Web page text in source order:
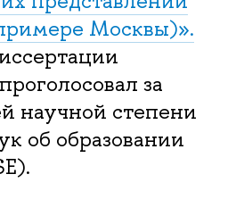
Москвы)».
за
научной степени
об образовании